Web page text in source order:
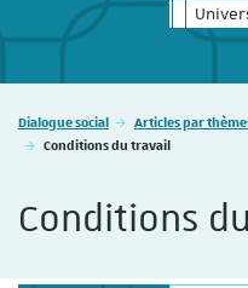
Vous êtes ici :
Dialogue social Articles par
Conditions du travail
Conditions